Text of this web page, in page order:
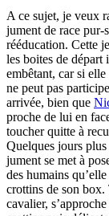
A ce sujet, je veux
jument de race pur-
rééducation. Cette
les boites de départ
embêtant, car si
ne peut pas
arrivée, bien que
proche de lui en
toucher quitte à
Quelques jours plus
jument se met à
des humains
crottins de son box.
cavalier,